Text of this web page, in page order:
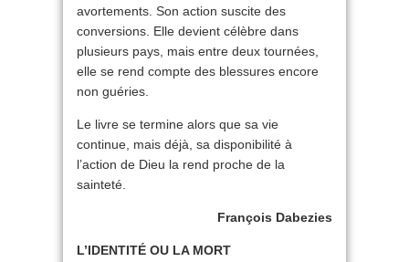
avortements. Son action suscite des
conversions. Elle devient célèbre dans
plusieurs pays, mais entre deux tournées,
elle se rend compte des blessures encore
non guéries.
Le livre se termine alors que sa vie
continue, mais déjà, sa disponibilité à
l’action de Dieu la rend proche de la
sainteté.
François Dabezies
L’IDENTITÉ OU LA MORT